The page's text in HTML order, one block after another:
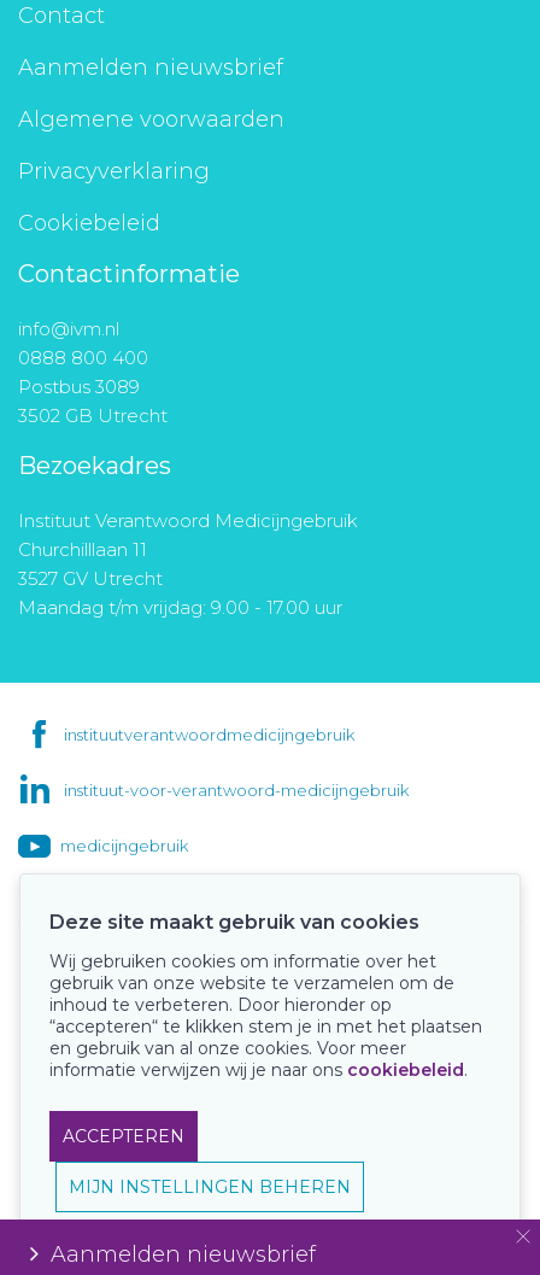
Contact
Aanmelden nieuwsbrief
Algemene voorwaarden
Privacyverklaring
Cookiebeleid
Contactinformatie
info@ivm.nl
0888 800 400
Postbus 3089
3502 GB Utrecht
Bezoekadres
Instituut Verantwoord Medicijngebruik
Churchilllaan 11
3527 GV Utrecht
Maandag t/m vrijdag: 9.00 - 17.00 uur
instituutverantwoordmedicijngebruik
instituut-voor-verantwoord-medicijngebruik
medicijngebruik
Onze keurmerken
Aanmelden nieuwsbrief
Deze site maakt gebruik van cookies
Wij gebruiken cookies om informatie over het
gebruik van onze website te verzamelen om de
inhoud te verbeteren. Door hieronder op
“accepteren“ te klikken stem je in met het plaatsen
en gebruik van al onze cookies. Voor meer
informatie verwijzen wij je naar ons cookiebeleid.
ACCEPTEREN
MIJN INSTELLINGEN BEHEREN